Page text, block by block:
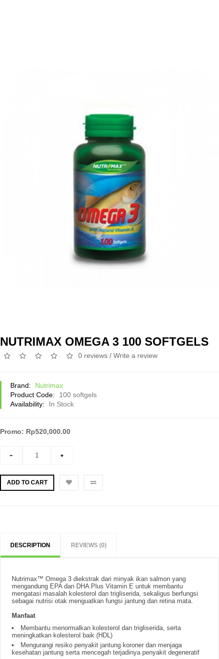
NUTRIMAX OMEGA 3 100 SOFTGELS
0 reviews / Write a review
Brand:
Nutrimax
Product Code:
100 softgels
Availability:
In Stock
Promo: Rp520,000.00
ADD TO CART
DESCRIPTION REVIEWS (0)
Nutrimax™ Omega 3 diekstrak dari minyak ikan salmon yang
mengandung EPA dan DHA Plus Vitamin E untuk membantu
mengatasi masalah kolesterol dan trigliserida, sekaligus berfungsi
sebagai nutrisi otak menguatkan fungsi jantung dan retina mata.
Manfaat
Membantu menormalkan kolesterol dan trigliserida, serta
meningkatkan kolesterol baik (HDL)
Mengurangi resiko penyakit jantung koroner dan menjaga
kesehatan jantung serta mencegah terjadinya penyakit degeneratif